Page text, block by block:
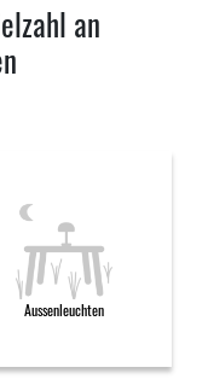
an
Aussenleuchten